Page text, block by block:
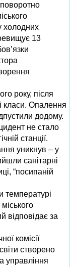
холодних
13
року, після
класи. Опалення
додому.
не стало
станції.
уникнув – у
санітарні
“посипаній
температурі
відповідає за
комісії
створено
управління